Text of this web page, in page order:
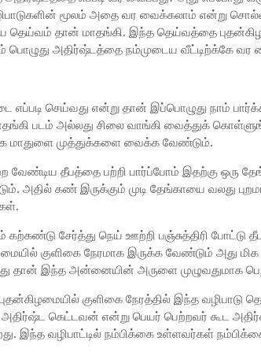
மூலம் அதை வர வைக்கலாம் என்று
தெய்வம் தான் மாதங்கி. இந்த தெய்வத்தை
பொழுது அதிர்ஷ்டத்தை நம்முடைய வீட்டிற்க்கே வர
எப்படி செய்வது என்று தான் இப்பொழுது நாம்
படம் அல்லது சிலை வாங்கி வைத்துக்
மாதுளை முத்துக்களை வைக்க வேண்டும்.
வேண்டிய தீபத்தை பற்றி பார்ப்போம் இதற்கு ஒரு
அதில் கண் இருக்கும் முடி தேங்காயை வலது
சேர்த்து நெய் ஊற்றி பஞ்சுத்திரி போட்டு
குளிகை நேரமாக இருக்க வேண்டும் அது மிக
தான் இந்த அன்னையின் அருளை முழுவதுமாக பெற
குளிகை நேரத்தில் இந்த வழிபாடு
கெட்டவன் என்று பெயர் பெற்றவர் கூட
இந்த வழிபாட்டில் நம்பிக்கை உள்ளவர்கள்